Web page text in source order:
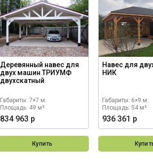
Деревянный навес для
двух машин ТРИУМФ
двухскатный
Габариты: 7×7 м.
Площадь: 49 м²
834 963 р
Купить
Навес для
НИК
Габариты: 6×9 м.
Площадь: 54 м²
936 361 р